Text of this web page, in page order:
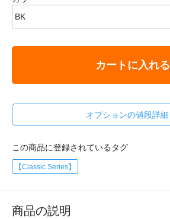
カートに入れる
オプションの値段詳細
この商品に登録されているタグ
【Classic Series】
商品の説明